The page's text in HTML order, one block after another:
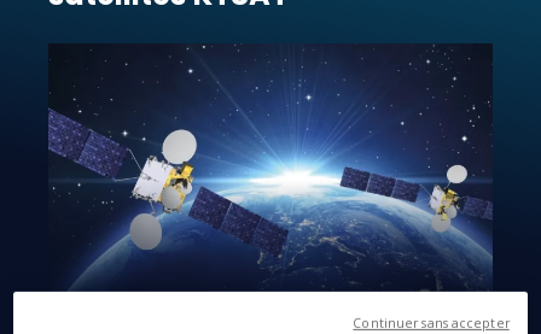
Continuer sans accepter